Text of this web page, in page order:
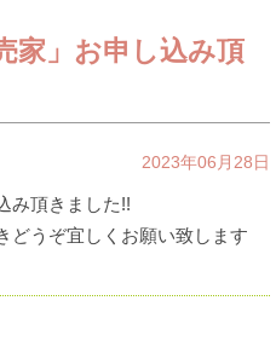
家」お申し込み頂
2023年06月28日
み頂きました!!
どうぞ宜しくお願い致します